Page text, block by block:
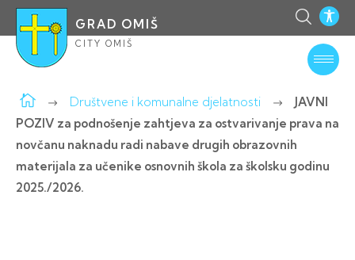
GRAD OMIŠ
CITY OMIŠ
Društvene i komunalne djelatnosti
JAVNI
POZIV za podnošenje zahtjeva za ostvarivanje prava na
novčanu naknadu radi nabave drugih obrazovnih
materijala za učenike osnovnih škola za školsku godinu
2025./2026.